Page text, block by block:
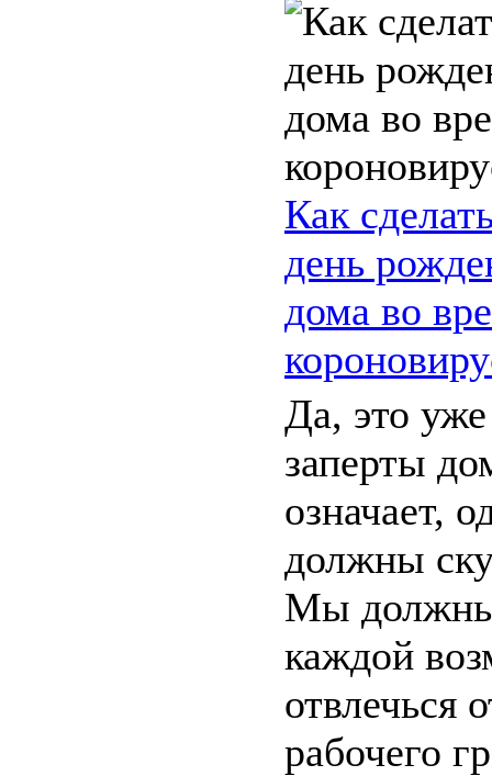
Как
день
дома во
Да, это
заперты
означает,
должны
Мы должны
каждой
отвлечься
рабочего